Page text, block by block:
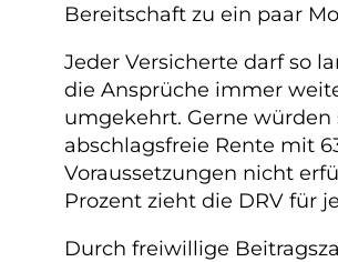
Bereitschaft zu ein paar
Jeder Versicherte darf so
die Ansprüche immer
umgekehrt. Gerne
abschlagsfreie Rente mit
Voraussetzungen nicht
Prozent zieht die DRV für
Durch freiwillige